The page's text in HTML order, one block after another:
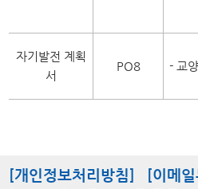
자기발전 계획
서
PO8 - 교
[개인정보처리방침]
[이메